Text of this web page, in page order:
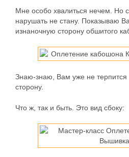
Мне особо хвалиться нечем. Но
нарушать не стану. Показываю
изнаночную сторону обшитого
Знаю-знаю, Вам уже не терпится
сторону.
Что ж, так и быть. Это вид сбоку: